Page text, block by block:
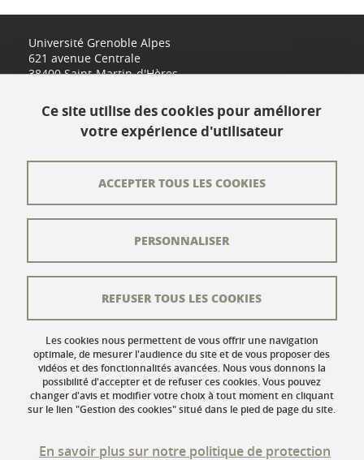
Université Grenoble Alpes
621 avenue Centrale
38400 Saint-Martin-d'Hères
L'équipe éditoriale
Crédits
Mentions légales
Données personnelles
Gestion des cookies
Accessibilité : non conforme
Ce site utilise des cookies pour améliorer
votre expérience d'utilisateur
Les cookies nous permettent de vous offrir une navigation
optimale, de mesurer l'audience du site et de vous proposer des
vidéos et des fonctionnalités avancées. Nous vous donnons la
possibilité d'accepter et de refuser ces cookies. Vous pouvez
changer d'avis et modifier votre choix à tout moment en cliquant
sur le lien "Gestion des cookies" situé dans le pied de page du site.
En savoir plus sur notre politique de protection
ACCEPTER TOUS LES COOKIES
REFUSER TOUS LES COOKIES
PERSONNALISER